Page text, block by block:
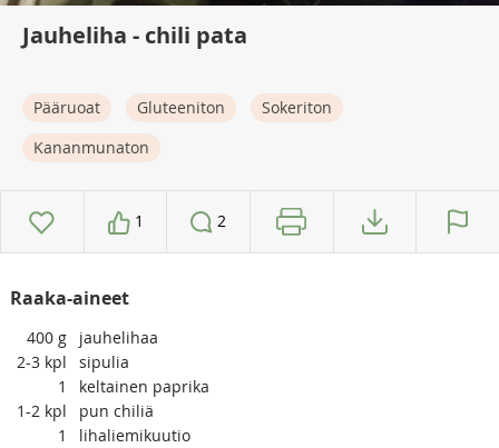
Jauheliha - chili pata
Pääruoat Gluteeniton
Sokeriton
Kananmunaton
1 2
Raaka-aineet
400 g
jauhelihaa
2-3 kpl
sipulia
1
keltainen paprika
1-2 kpl
pun chiliä
1
lihaliemikuutio